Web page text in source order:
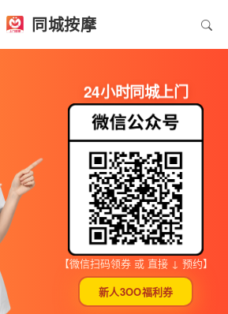
同城按摩
24小时同城上门
【微信扫码领券 或 直接 ↓ 预约】
新人3OO福利券